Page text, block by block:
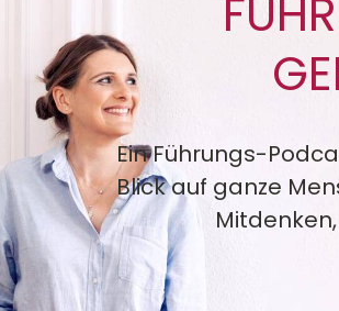
Ein Führungs-
Blick auf ganze